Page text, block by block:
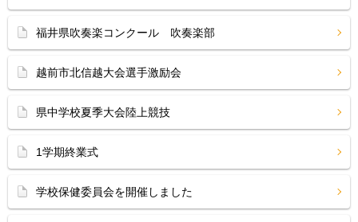
福井県吹奏楽コンクール 吹奏楽部
越前市北信越大会選手激励会
県中学校夏季大会陸上競技
1学期終業式
学校保健委員会を開催しました